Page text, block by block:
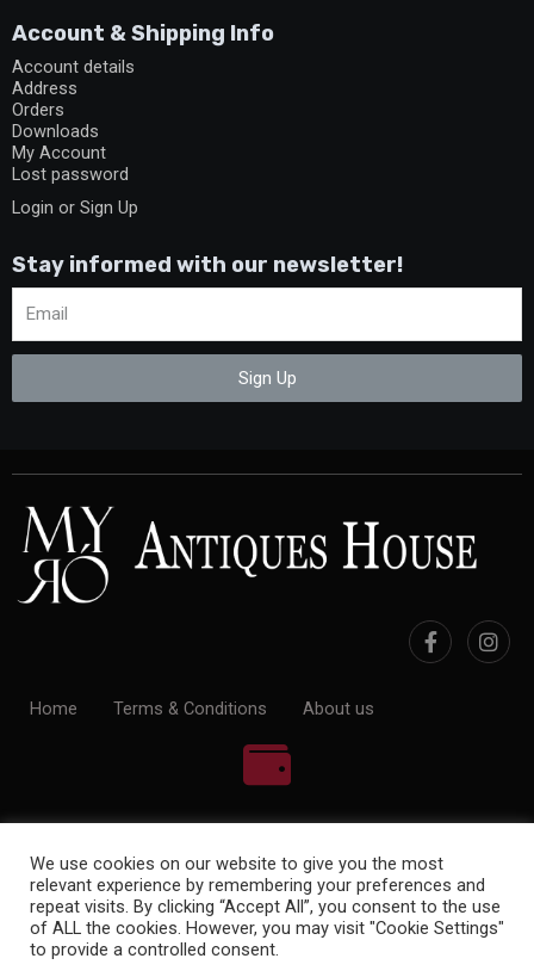
Account & Shipping Info
Account details
Address
Orders
Downloads
My Account
Lost password
Login or Sign Up
Stay informed with our newsletter!
Sign Up
Home Terms & Conditions About us
We use cookies on our website to give you the most
relevant experience by remembering your preferences and
repeat visits. By clicking “Accept All”, you consent to the use
of ALL the cookies. However, you may visit "Cookie Settings"
to provide a controlled consent.